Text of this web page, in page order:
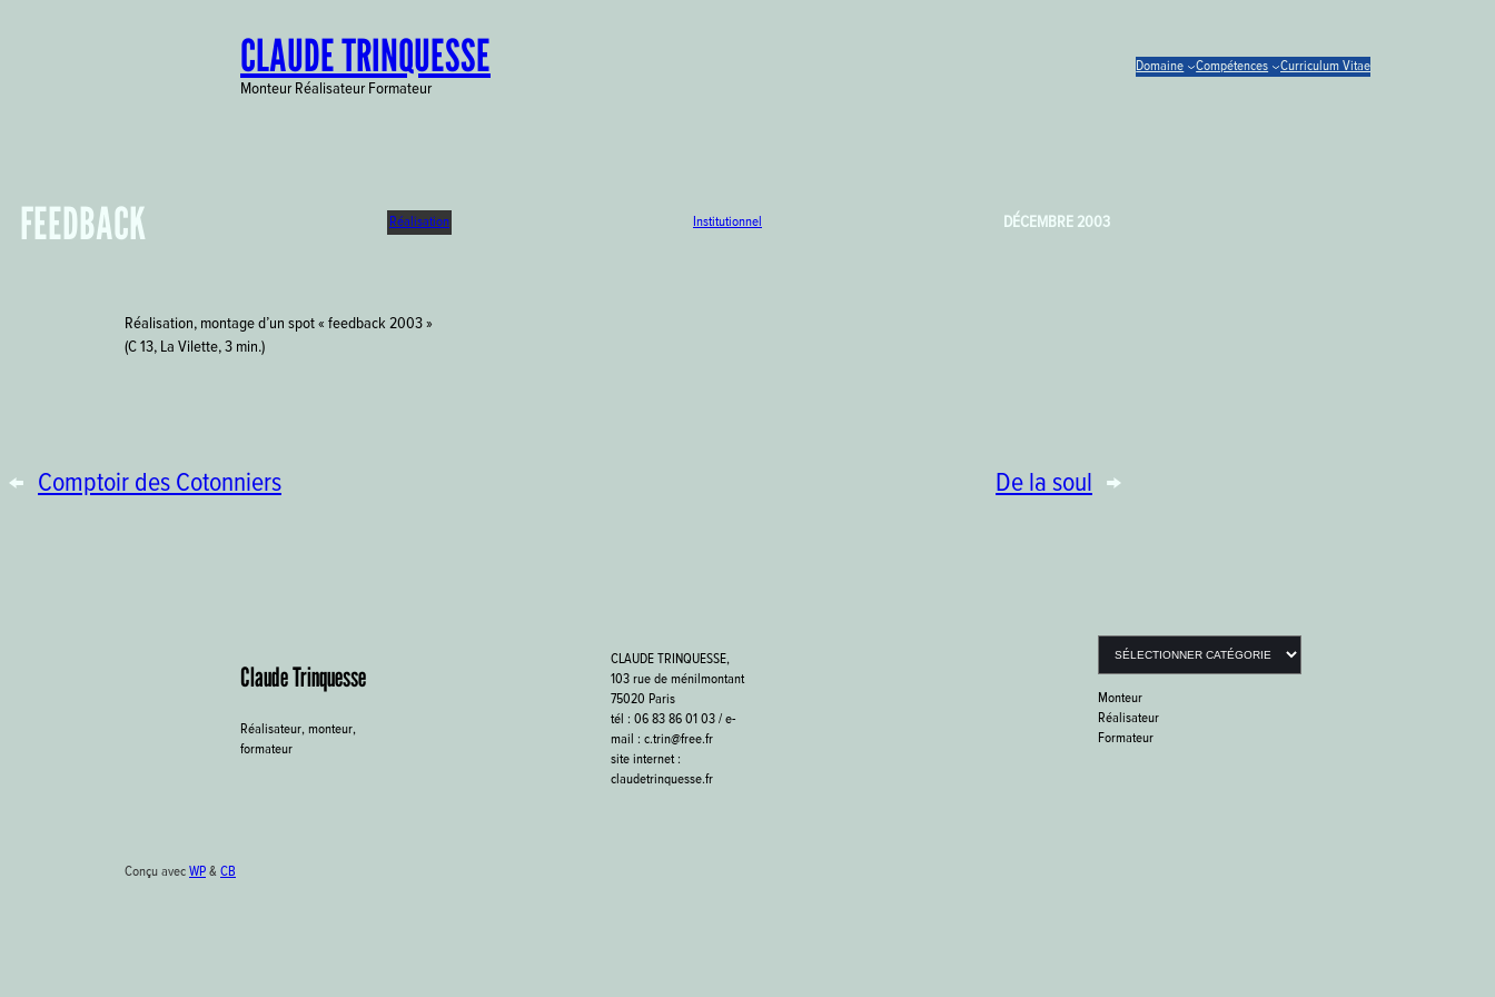
CLAUDE TRINQUESSE
Monteur Réalisateur Formateur
Domaine Compétences Curriculum Vitae
FEEDBACK Réalisation Institutionnel DÉCEMBRE 2003
Réalisation, montage d’un spot « feedback 2003 »
(C 13, La Vilette, 3 min.)
← Comptoir des Cotonniers De la soul →
Claude Trinquesse
Réalisateur, monteur,
formateur
CLAUDE TRINQUESSE,
103 rue de ménilmontant
75020 Paris
tél : 06 83 86 01 03 / e-
mail : c.trin@free.fr
site internet :
claudetrinquesse.fr
Monteur
Réalisateur
Formateur
Conçu avec WP & CB